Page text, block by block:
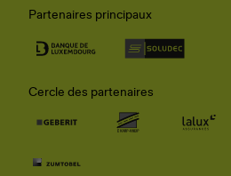
Partenaires principaux
Cercle des partenaires